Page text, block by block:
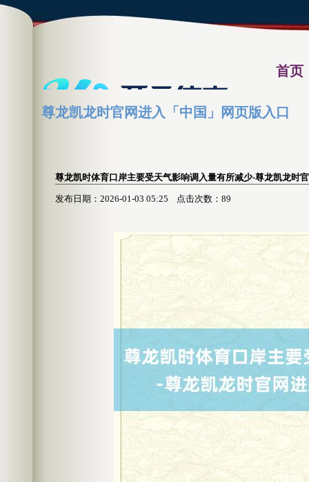
首页
资讯习
尊龙凯龙时官网进入「中国」网页版入口
尊龙凯时体育口岸主要受天气影响调入量有所减少-尊龙凯龙时
发布日期：2026-01-03 05:25 点击次数：89